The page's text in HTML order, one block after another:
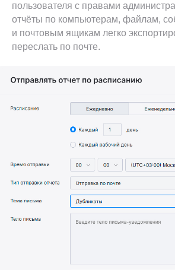
пользователя с правами
отчёты по компьютерам, файлам,
и почтовым ящикам легко
переслать по почте.
Аудит доменных служб
Контроль событий в Active Directory,
ALD Pro, Group Policy, Open LDAP,
Apache Directory Server
Аудит корпоративной
почты
Защита конфиденциальной
информации и доступность
почтовых сервисов